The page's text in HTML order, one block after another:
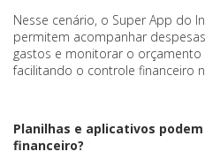
Nesse cenário, o Super App do
permitem acompanhar
gastos e monitorar o
facilitando o controle financeiro
Planilhas e aplicativos
financeiro?